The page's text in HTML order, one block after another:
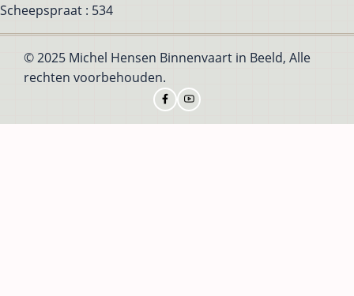
Scheepspraat : 534
© 2025 Michel Hensen Binnenvaart in Beeld, Alle
rechten voorbehouden.